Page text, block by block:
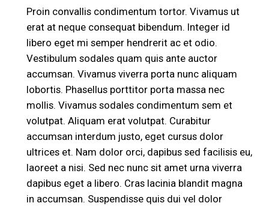
Proin convallis condimentum tortor. Vivamus ut
erat at neque consequat bibendum. Integer id
libero eget mi semper hendrerit ac et odio.
Vestibulum sodales quam quis ante auctor
accumsan. Vivamus viverra porta nunc aliquam
lobortis. Phasellus porttitor porta massa nec
mollis. Vivamus sodales condimentum sem et
volutpat. Aliquam erat volutpat. Curabitur
accumsan interdum justo, eget cursus dolor
ultrices et. Nam dolor orci, dapibus sed facilisis eu,
laoreet a nisi. Sed nec nunc sit amet urna viverra
dapibus eget a libero. Cras lacinia blandit magna
in accumsan. Suspendisse quis dui vel dolor